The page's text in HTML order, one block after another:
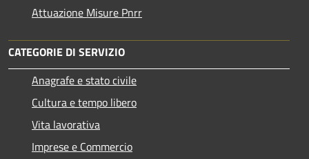
Attuazione Misure Pnrr
CATEGORIE DI SERVIZIO
Anagrafe e stato civile
Cultura e tempo libero
Vita lavorativa
Imprese e Commercio